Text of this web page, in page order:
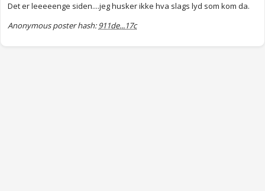
Det er leeeeenge siden....jeg husker ikke hva slags lyd som kom da.
Anonymous poster hash:911de...17c